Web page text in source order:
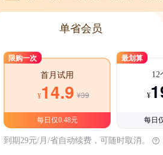
单省会员
限购一次
首月试用
¥14.9 ¥39
每日仅0.48元
最划算
12
¥
每日
到期29元/月/省自动续费，可随时取消。